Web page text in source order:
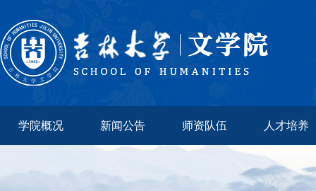
学院概况 新闻公告 师资队伍 人才培养